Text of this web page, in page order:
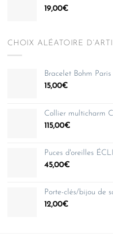
19,00€
CHOIX ALÉATOIRE
Bracelet Bohm Paris
15,00€
Collier multicharm
115,00€
Puces d'oreilles
45,00€
Porte-clés/bijou de
12,00€